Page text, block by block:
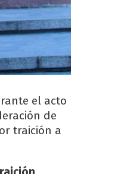
el acto
de
traición a